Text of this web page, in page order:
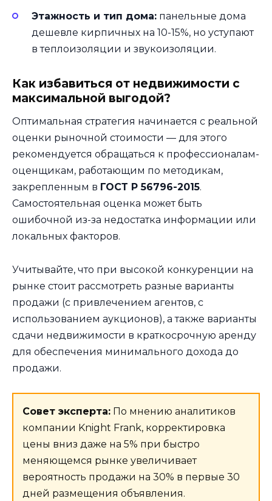
Этажность и тип дома: панельные дома
дешевле кирпичных на 10-15%, но уступают
в теплоизоляции и звукоизоляции.
Как избавиться от недвижимости с
максимальной выгодой?
Оптимальная стратегия начинается с реальной
оценки рыночной стоимости — для этого
рекомендуется обращаться к профессионалам-
оценщикам, работающим по методикам,
закрепленным в ГОСТ Р 56796-2015.
Самостоятельная оценка может быть
ошибочной из-за недостатка информации или
локальных факторов.
Учитывайте, что при высокой конкуренции на
рынке стоит рассмотреть разные варианты
продажи (с привлечением агентов, с
использованием аукционов), а также варианты
сдачи недвижимости в краткосрочную аренду
для обеспечения минимального дохода до
продажи.
Совет эксперта: По мнению аналитиков
компании Knight Frank, корректировка
цены вниз даже на 5% при быстро
меняющемся рынке увеличивает
вероятность продажи на 30% в первые 30
дней размещения объявления.